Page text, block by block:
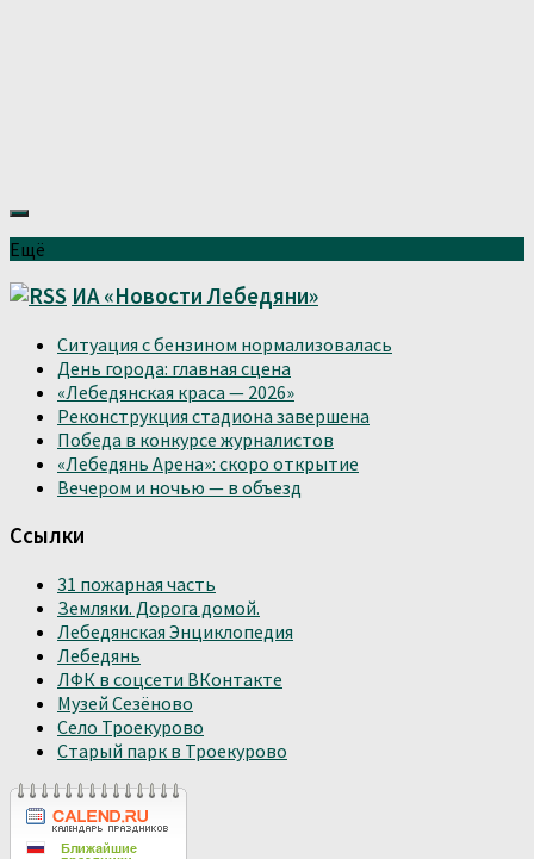
Ещё
ИА «Новости Лебедяни»
Ситуация с бензином нормализовалась
День города: главная сцена
«Лебедянская краса — 2026»
Реконструкция стадиона завершена
Победа в конкурсе журналистов
«Лебедянь Арена»: скоро открытие
Вечером и ночью — в объезд
Ссылки
31 пожарная часть
Земляки. Дорога домой.
Лебедянская Энциклопедия
Лебедянь
ЛФК в соцсети ВКонтакте
Музей Сезёново
Село Троекурово
Старый парк в Троекурово